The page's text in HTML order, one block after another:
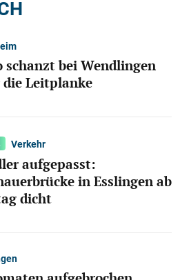
schanzt bei Wendlingen
die Leitplanke
Verkehr
aufgepasst:
in Esslingen ab
dicht